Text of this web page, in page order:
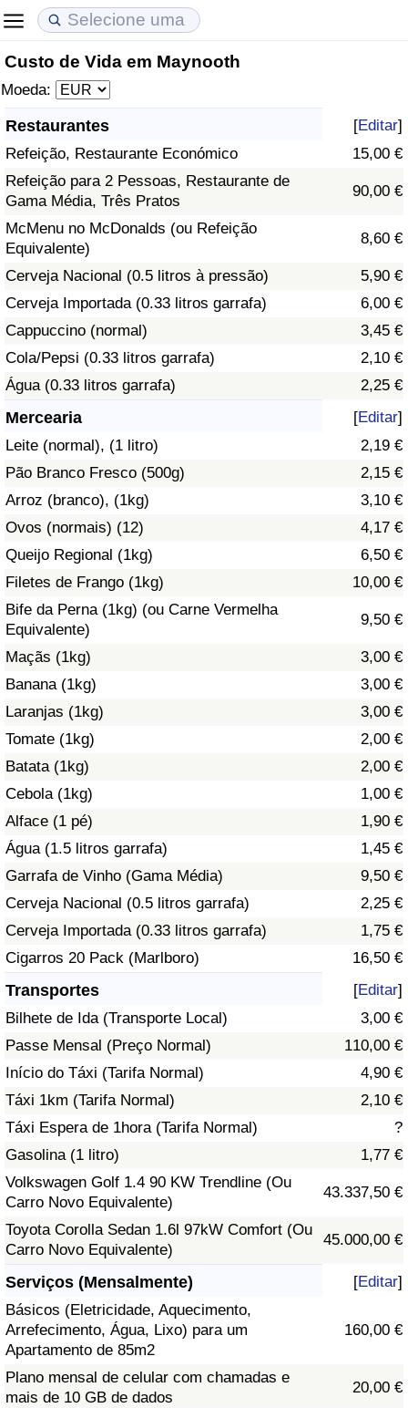
Custo de Vida em Maynooth
Moeda:
Restaurantes [Editar]
Refeição, Restaurante Económico
15,00 €
Refeição para 2 Pessoas, Restaurante de
Gama Média, Três Pratos
90,00 €
McMenu no McDonalds (ou Refeição
Equivalente)
8,60 €
Cerveja Nacional (0.5 litros à pressão)
5,90 €
Cerveja Importada (0.33 litros garrafa)
6,00 €
Cappuccino (normal)
3,45 €
Cola/Pepsi (0.33 litros garrafa)
2,10 €
Água (0.33 litros garrafa)
2,25 €
Mercearia [Editar]
Leite (normal), (1 litro)
2,19 €
Pão Branco Fresco (500g)
2,15 €
Arroz (branco), (1kg)
3,10 €
Ovos (normais) (12)
4,17 €
Queijo Regional (1kg)
6,50 €
Filetes de Frango (1kg)
10,00 €
Bife da Perna (1kg) (ou Carne Vermelha
Equivalente)
9,50 €
Maçãs (1kg)
3,00 €
Banana (1kg)
3,00 €
Laranjas (1kg)
3,00 €
Tomate (1kg)
2,00 €
Batata (1kg)
2,00 €
Cebola (1kg)
1,00 €
Alface (1 pé)
1,90 €
Água (1.5 litros garrafa)
1,45 €
Garrafa de Vinho (Gama Média)
9,50 €
Cerveja Nacional (0.5 litros garrafa)
2,25 €
Cerveja Importada (0.33 litros garrafa)
1,75 €
Cigarros 20 Pack (Marlboro)
16,50 €
Transportes [Editar]
Bilhete de Ida (Transporte Local)
3,00 €
Passe Mensal (Preço Normal)
110,00 €
Início do Táxi (Tarifa Normal)
4,90 €
Táxi 1km (Tarifa Normal)
2,10 €
Táxi Espera de 1hora (Tarifa Normal)
?
Gasolina (1 litro)
1,77 €
Volkswagen Golf 1.4 90 KW Trendline (Ou
Carro Novo Equivalente)
43.337,50 €
Toyota Corolla Sedan 1.6l 97kW Comfort (Ou
Carro Novo Equivalente)
45.000,00 €
Serviços (Mensalmente) [Editar]
Básicos (Eletricidade, Aquecimento,
Arrefecimento, Água, Lixo) para um
Apartamento de 85m2
160,00 €
Plano mensal de celular com chamadas e
mais de 10 GB de dados
20,00 €
Custo de Vida
Indicador de Custo de Vida
Indicador de Custo de Vida Por País
em Aqaba
Preços de Imóveis
Indicador de Preços de Imóveis
Indicador de Preços de Imóveis por País
Qualidade de Vida
Indicador de Qualidade de Vida (Atual)
Índice de qualidade de vida por país
Crime
Taxa do Indicador de Crime (Atual)
Indicador de Crime
Índice de criminalidade por país
Saúde
Indicador de Saúde (Atual)
Indicador de Saúde
Indicador de Saúde por País
Poluição
Índice de poluição
Indicador de Poluição por País
Trânsito
Indicador de Trânsito
Indicador de Trânsito (Atual)
Indicador de Trânsito por País